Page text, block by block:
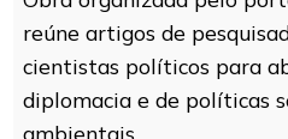
reúne artigos de
cientistas políticos para
diplomacia e de políticas
ambientais